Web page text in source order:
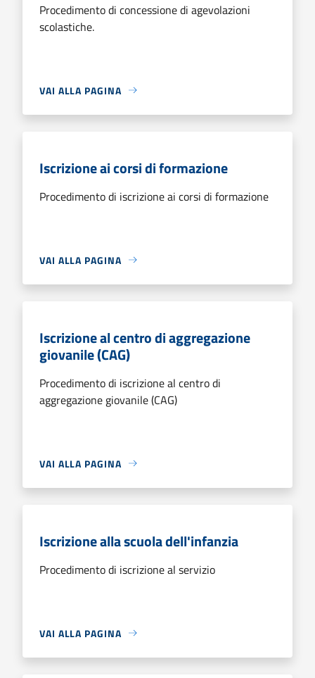
Procedimento di concessione di agevolazioni
scolastiche.
VAI ALLA PAGINA
Iscrizione ai corsi di formazione
Procedimento di iscrizione ai corsi di formazione
VAI ALLA PAGINA
Iscrizione al centro di aggregazione
giovanile (CAG)
Procedimento di iscrizione al centro di
aggregazione giovanile (CAG)
VAI ALLA PAGINA
Iscrizione alla scuola dell'infanzia
Procedimento di iscrizione al servizio
VAI ALLA PAGINA